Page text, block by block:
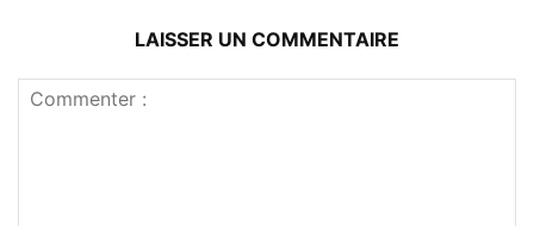
LAISSER UN COMMENTAIRE